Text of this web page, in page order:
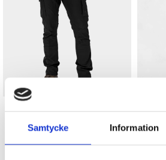
Samtycke Information
Herr
Betyg:
4.5 utav 5 stjärnor 4.5